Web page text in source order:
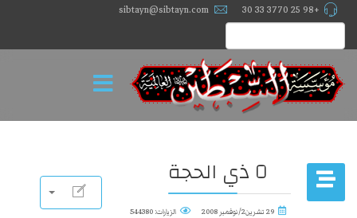
+98 25 3770 33 30
sibtayn@sibtayn.com
٥ ذي الحجة
29 تشرين2/نوفمبر 2008 الزيارات: 544380